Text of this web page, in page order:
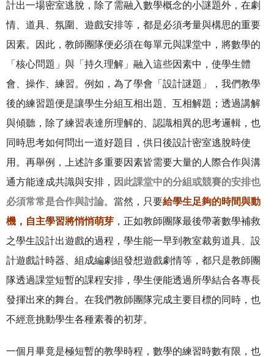
計出一場密室逃脫，除了需融入數學概念的小謎題外，在劇
情、道具、氛圍、遊戲安排等，都是必須考量與構思的重要
因素。因此，教師團隊便必須在每單元與課堂中，將數學的
「核心問題」與「持久理解」融入這些因素中，使學生體
會、操作、練習。例如，為了學會「設計謎題」，我們教學
後的練習題便是讓學生分組互相出題、互相解題；透過講解
與傾聽，除了練習表達所理解的、認識相異的思考邏輯，也
同時思考如何問出一道好題目，供日後設計密室逃脫時使
用。再舉例，上述許多重要因素皆需要大量的人際合作與溝
通方能達成共識與安排， 因此課堂中的分組或競賽的安排也
必須常常是合作與討論。當然，只要給學生足夠的時間與動
機，自主學習將悄悄萌芽 ，正如教師團隊最後帶著數學補救
之學生設計出遊戲的過程，學生能一早到教室裁剪道具、設
計遊戲計時器、組成編劇組發想遊戲劇情等，都只是教師團
隊透過課堂短暫的課程安排，學生便能透過所學結合各專長
發揮出來的舞台。在我們教師團隊完成主要目標的同時，也
不經意挑動學生各種素養的初芽。
一個月畢竟是極短暫的教學時程，數學的練習時數有限，也